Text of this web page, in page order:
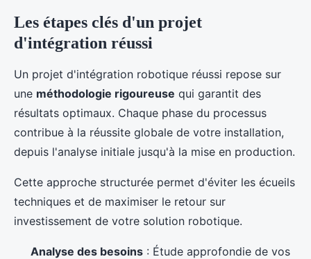
Les étapes clés d'un projet
d'intégration réussi
Un projet d'intégration robotique réussi repose sur
une méthodologie rigoureuse qui garantit des
résultats optimaux. Chaque phase du processus
contribue à la réussite globale de votre installation,
depuis l'analyse initiale jusqu'à la mise en production.
Cette approche structurée permet d'éviter les écueils
techniques et de maximiser le retour sur
investissement de votre solution robotique.
Analyse des besoins : Étude approfondie de vos